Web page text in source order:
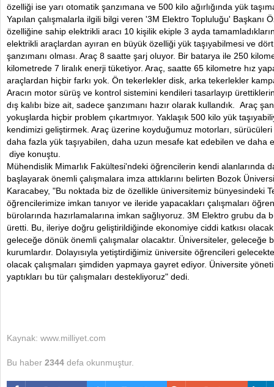
özelliği ise yarı otomatik şanzımana ve 500 kilo ağırlığında yük
Yapılan çalışmalarla ilgili bilgi veren '3M Elektro Topluluğu' Başkanı
özelliğine sahip elektrikli aracı 10 kişilik ekiple 3 ayda
elektrikli araçlardan ayıran en büyük özelliği yük taşıyabilmesi ve
şanzımanı olması. Araç 8 saatte şarj oluyor. Bir batarya ile 250
kilometrede 7 liralık enerji tüketiyor. Araç, saatte 65 kilometre hız
araçlardan hiçbir farkı yok. Ön tekerlekler disk, arka tekerlekler
Aracın motor sürüş ve kontrol sistemini kendileri tasarlayıp
dış kalıbı bize ait, sadece şanzımanı hazır olarak kullandık. Araç
yokuşlarda hiçbir problem çıkartmıyor. Yaklaşık 500 kilo yük
kendimizi geliştirmek. Araç üzerine koyduğumuz motorları,
daha fazla yük taşıyabilen, daha uzun mesafe kat edebilen ve daha
diye konuştu.
Mühendislik Mimarlık Fakültesi'ndeki öğrencilerin kendi alanlarında
başlayarak önemli çalışmalara imza attıklarını belirten Bozok
Karacabey, "Bu noktada biz de özellikle üniversitemiz bünyesindeki
öğrencilerimize imkan tanıyor ve ileride yapacakları çalışmaları
bürolarında hazırlamalarına imkan sağlıyoruz. 3M Elektro grubu da
üretti. Bu, ileriye doğru geliştirildiğinde ekonomiye ciddi katkısı
geleceğe dönük önemli çalışmalar olacaktır. Üniversiteler, geleceğe
kurumlardır. Dolayısıyla yetiştirdiğimiz üniversite öğrencileri
olacak çalışmaları şimdiden yapmaya gayret ediyor. Üniversite
yaptıkları bu tür çalışmaları destekliyoruz" dedi.
Kaynak: www.milliyet.com
Bu haber 2344 defa okunmuştur.